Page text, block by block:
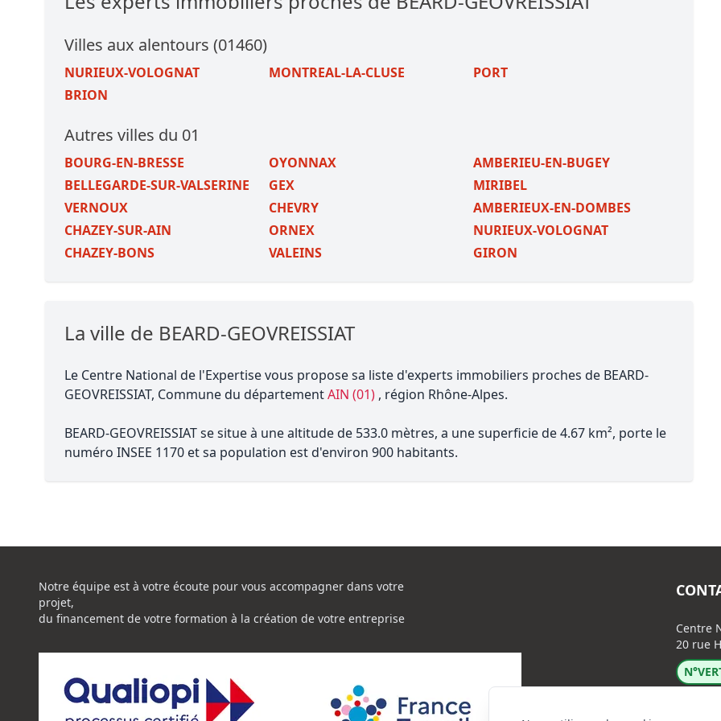
Villes aux alentours (01460)
NURIEUX-VOLOGNAT MONTREAL-LA-CLUSE
PORT
BRION
Autres villes du 01
BOURG-EN-BRESSE OYONNAX
AMBERIEU-EN-BUGEY
BELLEGARDE-SUR-VALSERINE
GEX
MIRIBEL
VERNOUX
CHEVRY
AMBERIEUX-EN-DOMBES
CHAZEY-SUR-AIN
ORNEX
NURIEUX-VOLOGNAT
CHAZEY-BONS
VALEINS GIRON
La ville de BEARD-GEOVREISSIAT
Le Centre National de l'Expertise vous propose sa liste d'experts immobiliers proches de BEARD-
GEOVREISSIAT, Commune du départementAIN (01) , région Rhône-Alpes.
BEARD-GEOVREISSIAT se situe à une altitude de 533.0 mètres, a une superficie de 4.67 km², porte le
numéro INSEE 1170 et sa population est d'environ 900 habitants.
Notre équipe est à votre écoute pour vous accompagner dans votre
projet,
du financement de votre formation à la création de votre entreprise
Centre
20 rue